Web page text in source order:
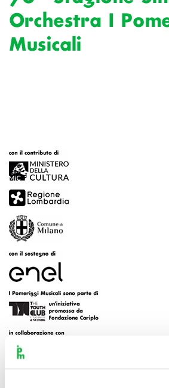
Orchestra I
Musicali